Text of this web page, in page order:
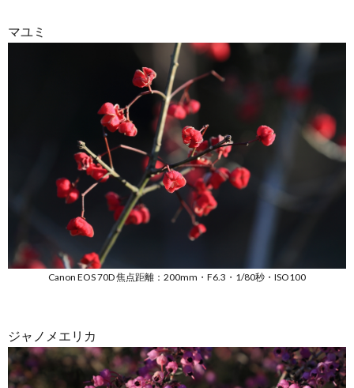
マユミ
Canon EOS 70D 焦点距離：200mm・F6.3・1/80秒・ISO100
ジャノメエリカ